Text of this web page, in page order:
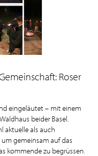
Roser
eingeläutet – mit einem
beider Basel.
aktuelle als auch
gemeinsam auf das
kommende zu begrüssen.